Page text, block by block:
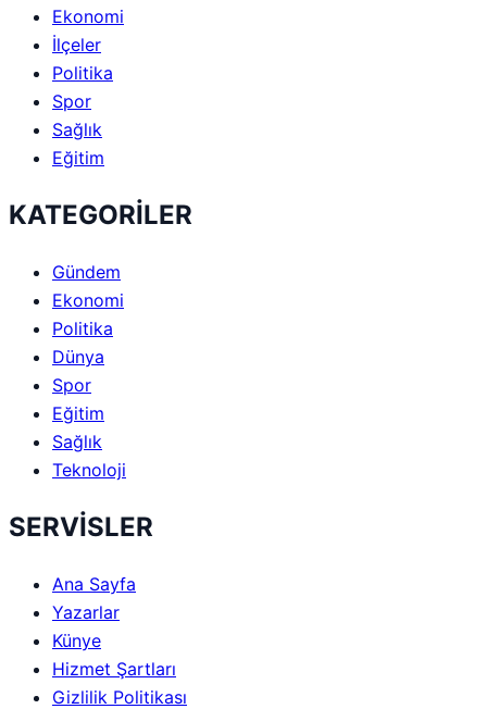
Ekonomi
İlçeler
Politika
Spor
Sağlık
Eğitim
KATEGORİLER
Gündem
Ekonomi
Politika
Dünya
Spor
Eğitim
Sağlık
Teknoloji
SERVİSLER
Ana Sayfa
Yazarlar
Künye
Hizmet Şartları
Gizlilik Politikası